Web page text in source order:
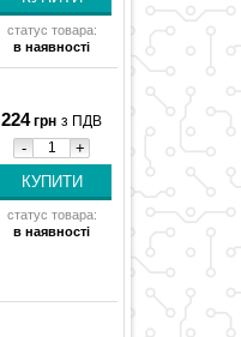
статус товара:
в наявності
224грн з ПДВ
- +
статус товара:
в наявності